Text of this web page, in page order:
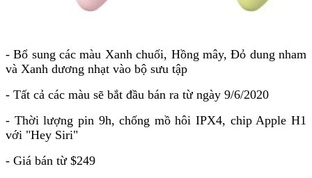
- Bổ sung các màu Xanh chuối, Hồng mây, Đỏ dung nham
và Xanh dương nhạt vào bộ sưu tập
- Tất cả các màu sẽ bắt đầu bán ra từ ngày 9/6/2020
- Thời lượng pin 9h, chống mồ hôi IPX4, chip Apple H1
với "Hey Siri"
- Giá bán từ $249